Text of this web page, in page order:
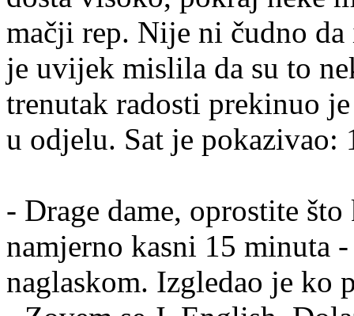
mačji rep. Nije ni čudno
je uvijek mislila da su to
trenutak radosti prekinuo
u odjelu. Sat je pokazivao:
- Drage dame, oprostite
namjerno kasni 15 minuta
naglaskom. Izgledao je ko